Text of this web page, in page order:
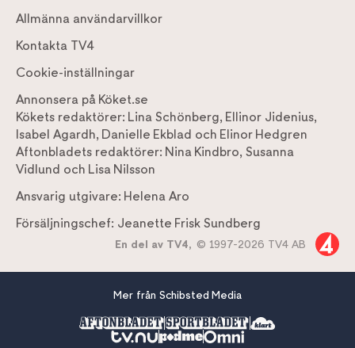
Allmänna användarvillkor
Kontakta TV4
Cookie-inställningar
Annonsera på Köket.se
Kökets redaktörer: Lina Schönberg, Ellinor Jidenius,
Isabel Agardh, Danielle Ekblad och Elinor Hedgren
Aftonbladets redaktörer: Nina Kindbro, Susanna
Vidlund och Lisa Nilsson
Ansvarig utgivare: Helena Aro
Försäljningschef: Jeanette Frisk Sundberg
En del av TV4, © 1997-2026 TV4 AB
Mer från Schibsted Media